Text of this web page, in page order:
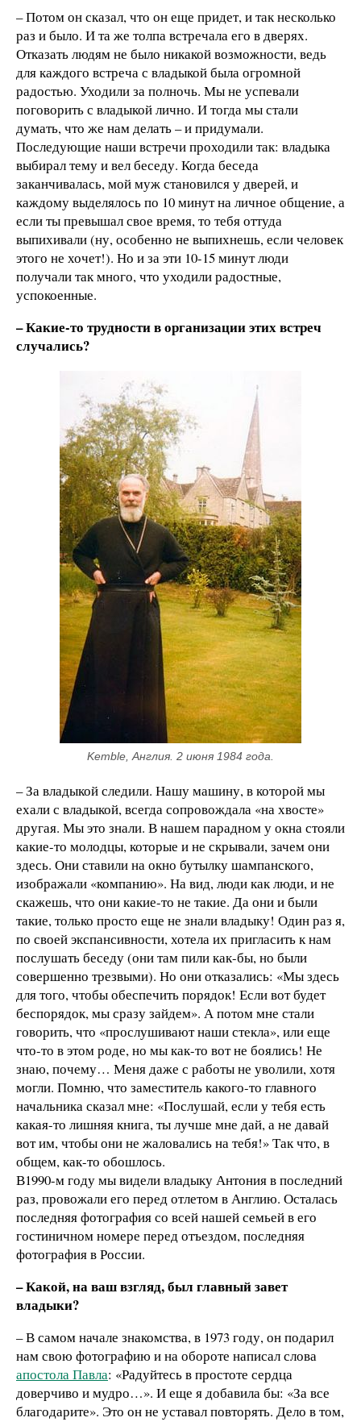
– Потом он сказал, что он еще придет, и так несколько
раз и было. И та же толпа встречала его в дверях.
Отказать людям не было никакой возможности, ведь
для каждого встреча с владыкой была огромной
радостью. Уходили за полночь. Мы не успевали
поговорить с владыкой лично. И тогда мы стали
думать, что же нам делать – и придумали.
Последующие наши встречи проходили так: владыка
выбирал тему и вел беседу. Когда беседа
заканчивалась, мой муж становился у дверей, и
каждому выделялось по 10 минут на личное общение, а
если ты превышал свое время, то тебя оттуда
выпихивали (ну, особенно не выпихнешь, если человек
этого не хочет!). Но и за эти 10-15 минут люди
получали так много, что уходили радостные,
успокоенные.
– Какие-то трудности в организации этих встреч
случались?
Kemble, Англия. 2 июня 1984 года.
– За владыкой следили. Нашу машину, в которой мы
ехали с владыкой, всегда сопровождала «на хвосте»
другая. Мы это знали. В нашем парадном у окна стояли
какие-то молодцы, которые и не скрывали, зачем они
здесь. Они ставили на окно бутылку шампанского,
изображали «компанию». На вид, люди как люди, и не
скажешь, что они какие-то не такие. Да они и были
такие, только просто еще не знали владыку! Один раз я,
по своей экспансивности, хотела их пригласить к нам
послушать беседу (они там пили как-бы, но были
совершенно трезвыми). Но они отказались: «Мы здесь
для того, чтобы обеспечить порядок! Если вот будет
беспорядок, мы сразу зайдем». А потом мне стали
говорить, что «прослушивают наши стекла», или еще
что-то в этом роде, но мы как-то вот не боялись! Не
знаю, почему… Меня даже с работы не уволили, хотя
могли. Помню, что заместитель какого-то главного
начальника сказал мне: «Послушай, если у тебя есть
какая-то лишняя книга, ты лучше мне дай, а не давай
вот им, чтобы они не жаловались на тебя!» Так что, в
общем, как-то обошлось.
В1990-м году мы видели владыку Антония в последний
раз, провожали его перед отлетом в Англию. Осталась
последняя фотография со всей нашей семьей в его
гостиничном номере перед отъездом, последняя
фотография в России.
– Какой, на ваш взгляд, был главный завет
владыки?
– В самом начале знакомства, в 1973 году, он подарил
нам свою фотографию и на обороте написал слова
апостола Павла: «Радуйтесь в простоте сердца
доверчиво и мудро…». И еще я добавила бы: «За все
благодарите». Это он не уставал повторять. Дело в том,